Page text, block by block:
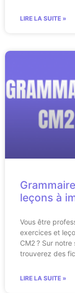
LIRE LA SUITE »
leçons à
Vous être
exercices et
CM2 ? Sur
trouverez des
LIRE LA SUITE »